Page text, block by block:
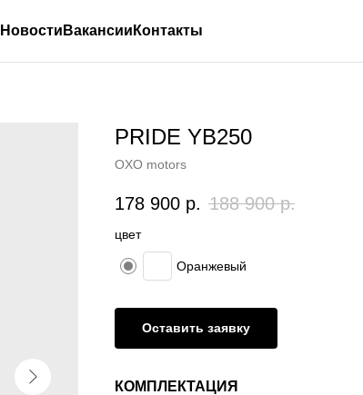
Новости Вакансии Контакты
PRIDE YB250
OXO motors
178 900 р. 188 900 р.
цвет
Оранжевый
Оставить заявку
КОМПЛЕКТАЦИЯ